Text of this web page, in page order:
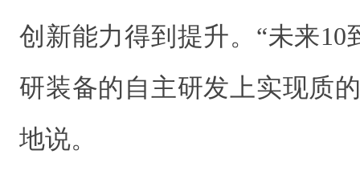
创新能力得到提升。“未来10
研装备的自主研发上实现质
地说。